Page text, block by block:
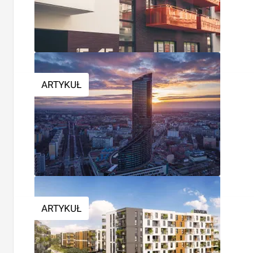
ARTYKUŁ
ARTYKUŁ